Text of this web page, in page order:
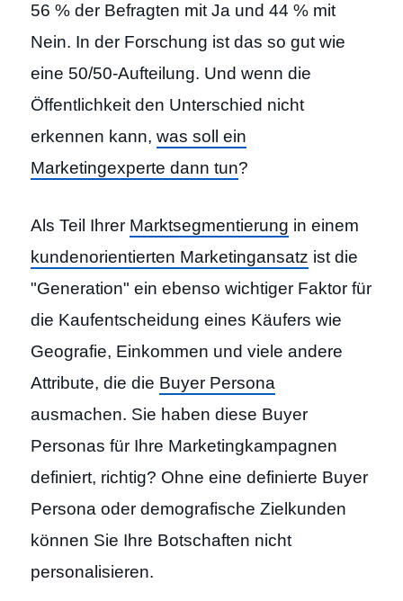
56 % der Befragten mit Ja und 44 % mit
Nein. In der Forschung ist das so gut wie
eine 50/50-Aufteilung. Und wenn die
Öffentlichkeit den Unterschied nicht
erkennen kann, was soll ein
Marketingexperte dann tun?
Als Teil Ihrer Marktsegmentierung in einem
kundenorientierten Marketingansatz ist die
"Generation" ein ebenso wichtiger Faktor für
die Kaufentscheidung eines Käufers wie
Geografie, Einkommen und viele andere
Attribute, die die Buyer Persona
ausmachen. Sie haben diese Buyer
Personas für Ihre Marketingkampagnen
definiert, richtig? Ohne eine definierte Buyer
Persona oder demografische Zielkunden
können Sie Ihre Botschaften nicht
personalisieren.